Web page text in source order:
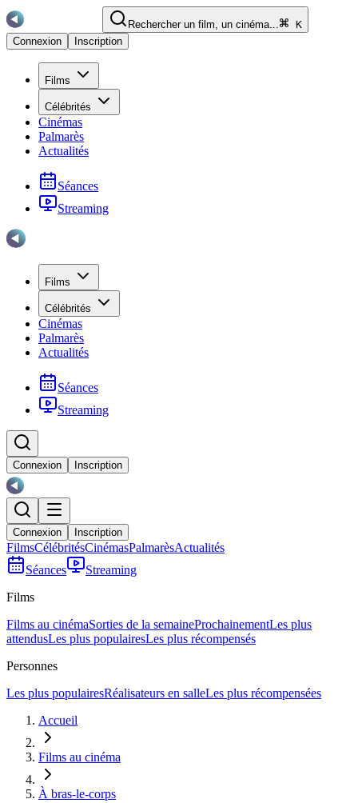
Rechercher un film, un cinéma...
K
Connexion
Inscription
Films
Célébrités
Cinémas
Palmarès
Actualités
Séances
Streaming
Films
Célébrités
Cinémas
Palmarès
Actualités
Séances
Streaming
Connexion Inscription
Connexion Inscription
FilmsCélébritésCinémasPalmarèsActualités
Séances
Streaming
Films
Films au cinémaSorties de la semaineProchainementLes plus
attendusLes plus populairesLes plus récompensés
Personnes
Les plus populairesRéalisateurs en salleLes plus récompensées
Accueil
Films au cinéma
À bras-le-corps